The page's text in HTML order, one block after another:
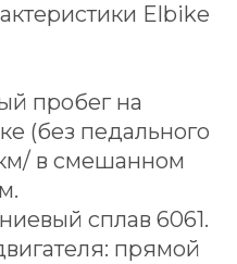
Elbike
пробег на
(без педального
в смешанном
сплав 6061.
прямой